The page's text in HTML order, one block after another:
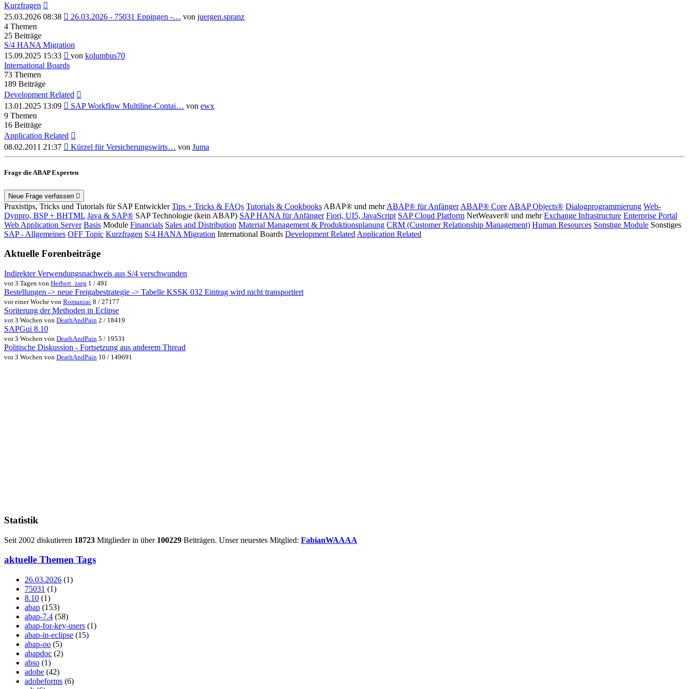
Kurzfragen
25.03.2026 08:38
Neuester
26.03.2026 - 75031 Eppingen -… von juergen.spranz
4 Themen
25 Beiträge
S/4 HANA Migration
15.09.2025 15:33
Neuester
Beitrag
von kolumbus70
International Boards
73 Themen
189 Beiträge
Development Related
13.01.2025 13:09
Neuester
SAP Workflow Multiline-Contai… von ewx
9 Themen
16 Beiträge
Application Related
08.02.2011 21:37
Neuester
Kürzel für Versicherungswirts… von Juma
Frage die ABAP Experten
Neue Frage verfassen
Praxistips, Tricks und Tutorials für SAP Entwickler Tips + Tricks & FAQs Tutorials & Cookbooks ABAP® und mehr ABAP® für Anfänger ABAP® Core ABAP Objects® Dialogprogrammierung Web-
Dynpro, BSP + BHTML Java & SAP® SAP Technologie (kein ABAP) SAP HANA für Anfänger Fiori, UI5, JavaScript SAP Cloud Platform NetWeaver® und mehr Exchange Infrastructure Enterprise Portal
Web Application Server Basis Module Financials Sales and Distribution Material Management & Produktionsplanung CRM (Customer Relationship Management) Human Resources Sonstige Module Sonstiges
SAP - Allgemeines OFF Topic Kurzfragen S/4 HANA Migration International Boards Development Related Application Related
Aktuelle Forenbeiträge
Indirekter Verwendungsnachweis aus S/4 verschwunden
vor 3 Tagen von Herbert_zarg 1 / 491
Bestellungen -> neue Freigabestrategie -> Tabelle KSSK 032 Eintrag wird nicht transportiert
vor einer Woche von Romaniac 8 / 27177
Soriterung der Methoden in Eclipse
vor 3 Wochen von DeathAndPain 2 / 18419
SAPGui 8.10
vor 3 Wochen von DeathAndPain 5 / 19531
Politische Diskussion - Fortsetzung aus anderem Thread
vor 3 Wochen von DeathAndPain 10 / 149691
Statistik
Seit 2002 diskutieren 18723 Mitglieder in über 100229 Beiträgen. Unser neuestes Mitglied: FabianWAAAA
aktuelle Themen Tags
26.03.2026 (1)
75031 (1)
8.10 (1)
abap (153)
abap-7.4 (58)
abap-for-key-users (1)
abap-in-eclipse (15)
abap-oo (5)
abapdoc (2)
abso (1)
adobe (42)
adobeforms (6)